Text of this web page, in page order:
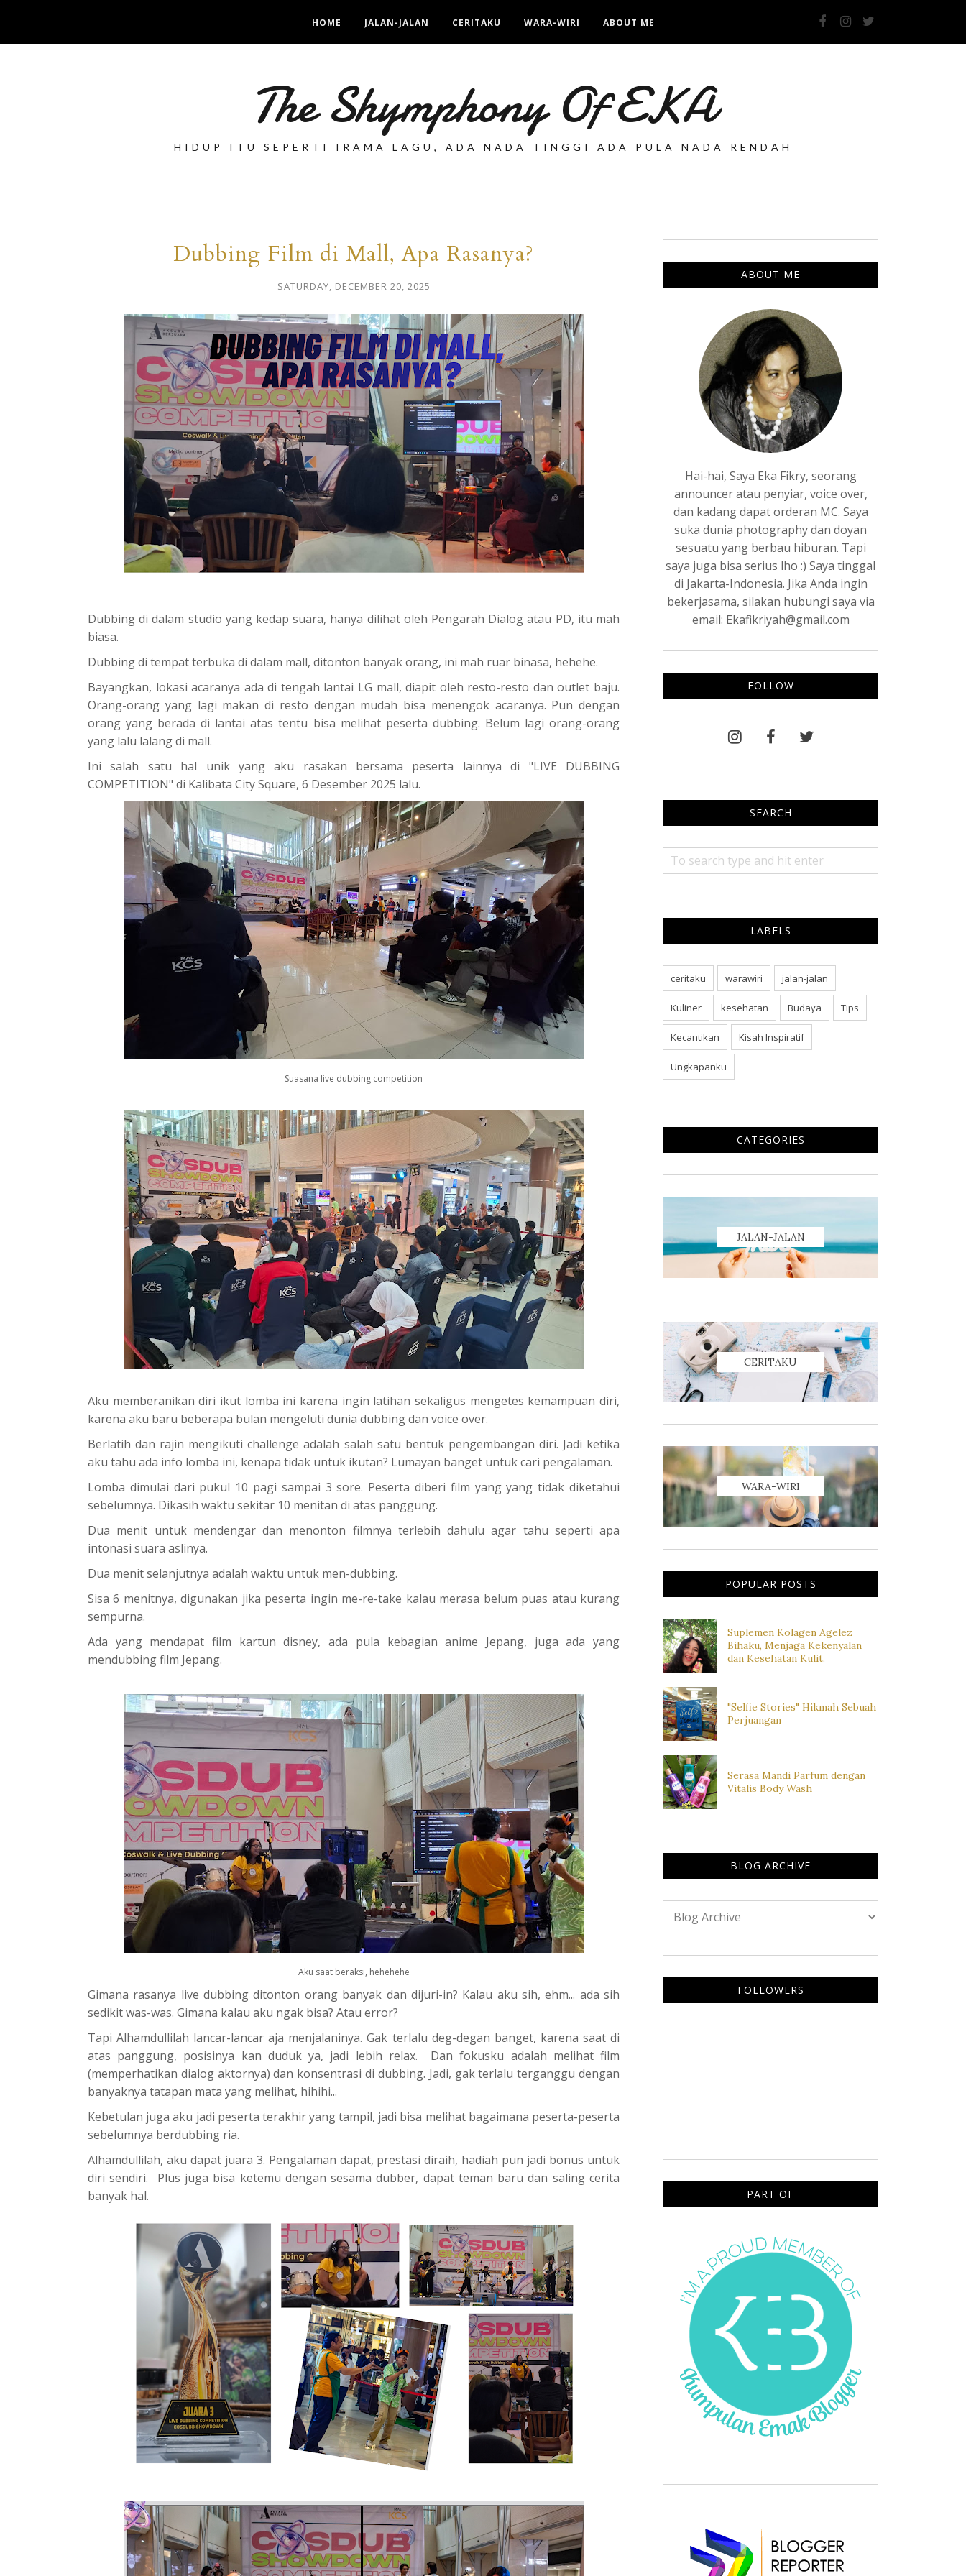
HOME JALAN-JALAN CERITAKU WARA-WIRI ABOUT ME
The Shymphony Of EKA
HIDUP ITU SEPERTI IRAMA LAGU, ADA NADA TINGGI ADA PULA NADA RENDAH
Dubbing Film di Mall, Apa Rasanya?
SATURDAY, DECEMBER 20, 2025
Dubbing di dalam studio yang kedap suara, hanya dilihat oleh Pengarah Dialog atau PD, itu mah
biasa.
Dubbing di tempat terbuka di dalam mall, ditonton banyak orang, ini mah ruar binasa, hehehe.
Bayangkan, lokasi acaranya ada di tengah lantai LG mall, diapit oleh resto-resto dan outlet baju.
Orang-orang yang lagi makan di resto dengan mudah bisa menengok acaranya. Pun dengan
orang yang berada di lantai atas tentu bisa melihat peserta dubbing. Belum lagi orang-orang
yang lalu lalang di mall.
Ini salah satu hal unik yang aku rasakan bersama peserta lainnya di "LIVE DUBBING
COMPETITION" di Kalibata City Square, 6 Desember 2025 lalu.
Suasana live dubbing competition
Aku memberanikan diri ikut lomba ini karena ingin latihan sekaligus mengetes kemampuan diri,
karena aku baru beberapa bulan mengeluti dunia dubbing dan voice over.
Berlatih dan rajin mengikuti challenge adalah salah satu bentuk pengembangan diri. Jadi ketika
aku tahu ada info lomba ini, kenapa tidak untuk ikutan? Lumayan banget untuk cari pengalaman.
Lomba dimulai dari pukul 10 pagi sampai 3 sore. Peserta diberi film yang yang tidak diketahui
sebelumnya. Dikasih waktu sekitar 10 menitan di atas panggung.
Dua menit untuk mendengar dan menonton filmnya terlebih dahulu agar tahu seperti apa
intonasi suara aslinya.
Dua menit selanjutnya adalah waktu untuk men-dubbing.
Sisa 6 menitnya, digunakan jika peserta ingin me-re-take kalau merasa belum puas atau kurang
sempurna.
Ada yang mendapat film kartun disney, ada pula kebagian anime Jepang, juga ada yang
mendubbing film Jepang.
Aku saat beraksi, hehehehe
Gimana rasanya live dubbing ditonton orang banyak dan dijuri-in? Kalau aku sih, ehm... ada sih
sedikit was-was. Gimana kalau aku ngak bisa? Atau error?
Tapi Alhamdullilah lancar-lancar aja menjalaninya. Gak terlalu deg-degan banget, karena saat di
atas panggung, posisinya kan duduk ya, jadi lebih relax. Dan fokusku adalah melihat film
(memperhatikan dialog aktornya) dan konsentrasi di dubbing. Jadi, gak terlalu terganggu dengan
banyaknya tatapan mata yang melihat, hihihi...
Kebetulan juga aku jadi peserta terakhir yang tampil, jadi bisa melihat bagaimana peserta-peserta
sebelumnya berdubbing ria.
Alhamdullilah, aku dapat juara 3. Pengalaman dapat, prestasi diraih, hadiah pun jadi bonus untuk
diri sendiri. Plus juga bisa ketemu dengan sesama dubber, dapat teman baru dan saling cerita
banyak hal.
ABOUT ME
Hai-hai, Saya Eka Fikry, seorang
announcer atau penyiar, voice over,
dan kadang dapat orderan MC. Saya
suka dunia photography dan doyan
sesuatu yang berbau hiburan. Tapi
saya juga bisa serius lho :) Saya tinggal
di Jakarta-Indonesia. Jika Anda ingin
bekerjasama, silakan hubungi saya via
email: Ekafikriyah@gmail.com
FOLLOW
SEARCH
LABELS
ceritaku warawiri jalan-jalan
Kuliner kesehatan Budaya Tips
Kecantikan Kisah Inspiratif
Ungkapanku
CATEGORIES
JALAN-JALAN
CERITAKU
WARA-WIRI
POPULAR POSTS
Suplemen Kolagen Agelez
Bihaku, Menjaga Kekenyalan
dan Kesehatan Kulit.
"Selfie Stories" Hikmah Sebuah
Perjuangan
Serasa Mandi Parfum dengan
Vitalis Body Wash
BLOG ARCHIVE
FOLLOWERS
PART OF